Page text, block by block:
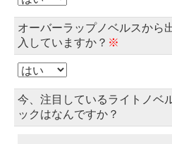
オーバーラップノベルスから
入していますか？ ※
今、注目しているライトノベ
ックはなんですか？